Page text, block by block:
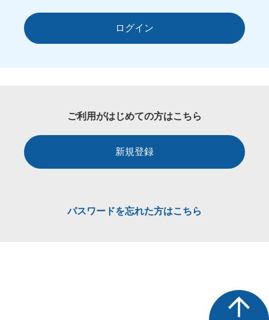
ログイン
ご利用がはじめての方はこちら
新規登録
パスワードを忘れた方はこちら